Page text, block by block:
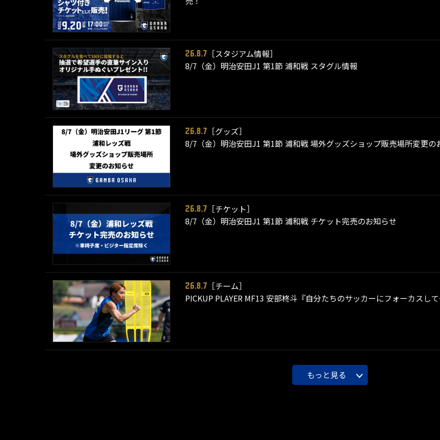
26.8.7
［スタジアム情報］
8/7（金）明治安田J1 第1節 浦和戦 スタグル情報
26.8.7
［グッズ］
8/7（金）明治安田J1 第1節 浦和戦 場外グッズショップ販売場所変更の
26.8.7
［チケット］
8/7（金）明治安田J1 第1節 浦和戦 チケット完売のお知らせ
26.8.7
［チーム］
PICKUP PLAYER MF13 安部柊斗『自分たちのサッカーにフォーカスし
もっと見る